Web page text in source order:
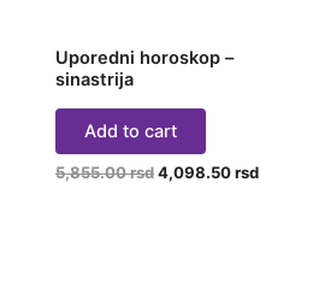
Uporedni horoskop –
sinastrija
Add to cart
5,855.00rsd4,098.50rsd